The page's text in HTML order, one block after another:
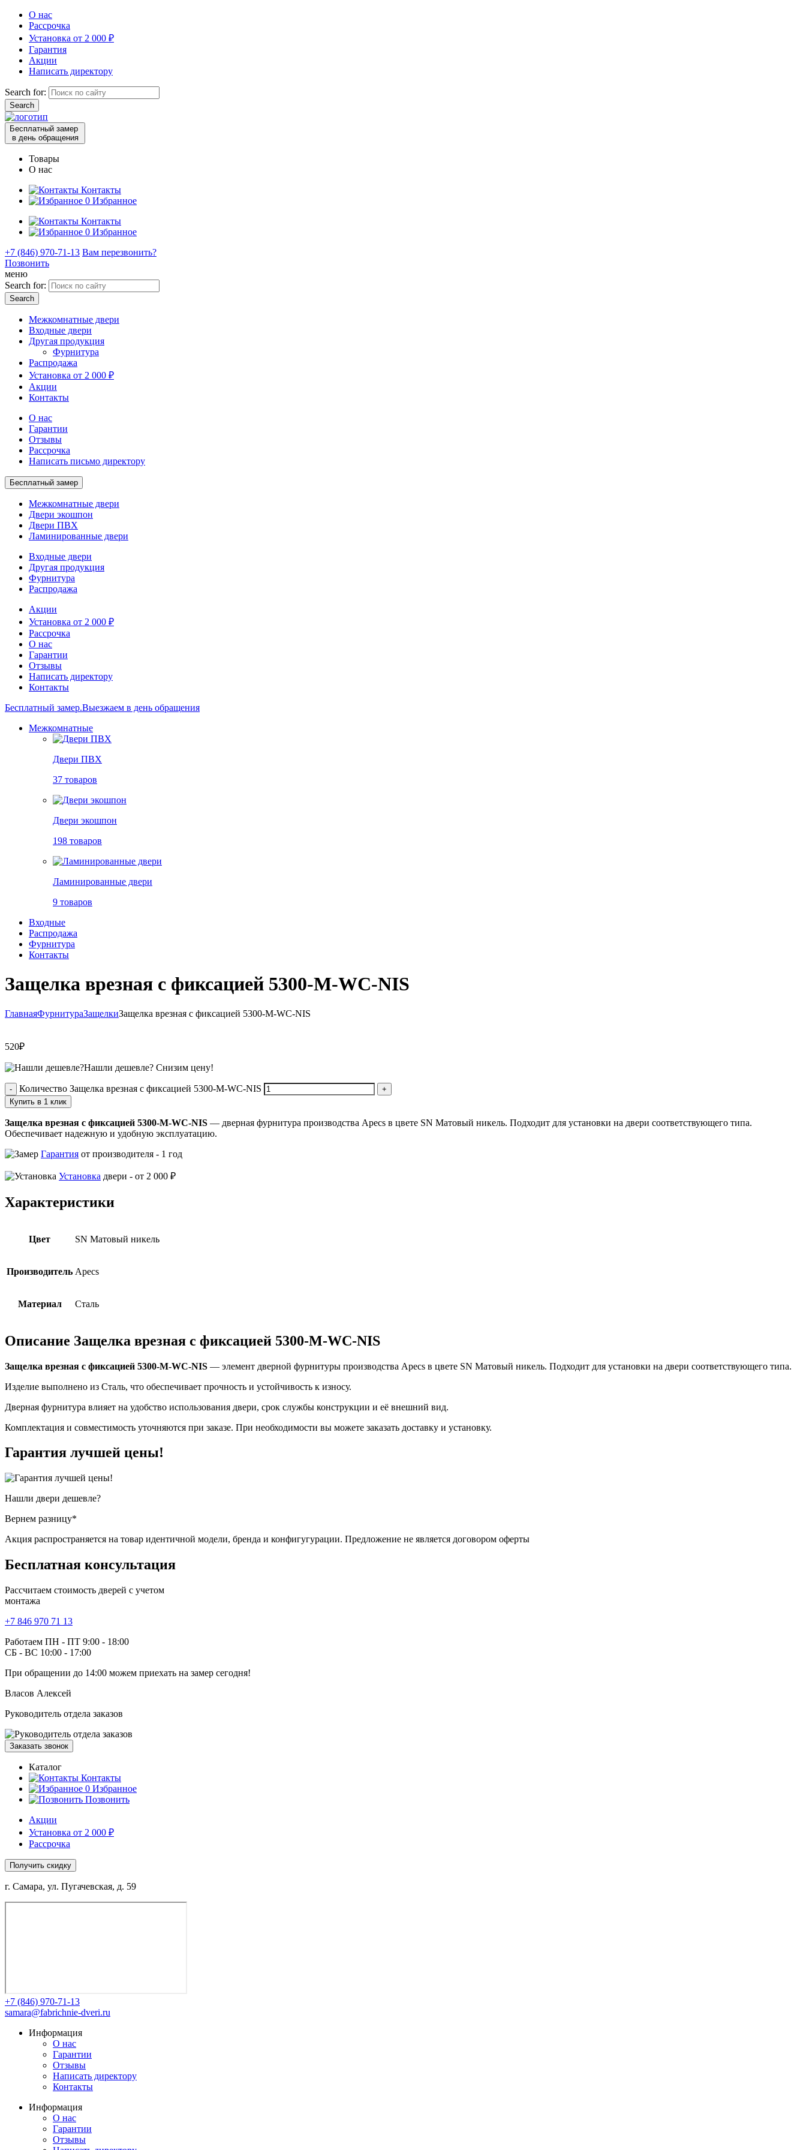
О нас
Рассрочка
Установка от 2 000 ₽
Гарантия
Акции
Написать директору
Search for:
Бесплатный замер
в день обращения
Товары
О нас
Контакты
0 Избранное
Контакты
0 Избранное
+7 (846) 970-71-13 Вам перезвонить?
Позвонить
меню
Search for:
Межкомнатные двери
Входные двери
Другая продукция
Фурнитура
Распродажа
Установка от 2 000 ₽
Акции
Контакты
О нас
Гарантии
Отзывы
Рассрочка
Написать письмо директору
Бесплатный замер
Межкомнатные двери
Двери экошпон
Двери ПВХ
Ламинированные двери
Входные двери
Другая продукция
Фурнитура
Распродажа
Акции
Установка от 2 000 ₽
Рассрочка
О нас
Гарантии
Отзывы
Написать директору
Контакты
Бесплатный замер.Выезжаем в день обращения
Межкомнатные
Двери ПВХ
37 товаров
Двери экошпон
198 товаров
Ламинированные двери
9 товаров
Входные
Распродажа
Фурнитура
Контакты
Защелка врезная с фиксацией 5300-M-WC-NIS
ГлавнаяФурнитураЗащелкиЗащелка врезная с фиксацией 5300-M-WC-NIS
520₽
Нашли дешевле? Снизим цену!
Количество Защелка врезная с фиксацией 5300-M-WC-NIS
Купить в 1 клик
Защелка врезная с фиксацией 5300-M-WC-NIS — дверная фурнитура производства Apecs в цвете SN Матовый никель. Подходит для установки на двери соответствующего типа.
Обеспечивает надежную и удобную эксплуатацию.
Гарантия от производителя - 1 год
Установка двери - от 2 000 ₽
Характеристики
Цвет SN Матовый никель
Производитель Apecs
Материал Сталь
Описание Защелка врезная с фиксацией 5300-M-WC-NIS
Защелка врезная с фиксацией 5300-M-WC-NIS — элемент дверной фурнитуры производства Apecs в цвете SN Матовый никель. Подходит для установки на двери соответствующего типа.
Изделие выполнено из Сталь, что обеспечивает прочность и устойчивость к износу.
Дверная фурнитура влияет на удобство использования двери, срок службы конструкции и её внешний вид.
Комплектация и совместимость уточняются при заказе. При необходимости вы можете заказать доставку и установку.
Гарантия лучшей цены!
Нашли двери дешевле?
Вернем разницу*
Акция распространяется на товар идентичной модели, бренда и конфигугурации. Предложение не является договором оферты
Бесплатная консультация
Рассчитаем стоимость дверей с учетом
монтажа
+7 846 970 71 13
Работаем ПН - ПТ 9:00 - 18:00
СБ - ВС 10:00 - 17:00
При обращении до 14:00 можем приехать на замер сегодня!
Власов Алексей
Руководитель отдела заказов
Заказать звонок
Каталог
Контакты
0 Избранное
Позвонить
Акции
Установка от 2 000 ₽
Рассрочка
Получить скидку
г. Самара, ул. Пугачевская, д. 59
+7 (846) 970-71-13
samara@fabrichnie-dveri.ru
Информация
О нас
Гарантии
Отзывы
Написать директору
Контакты
Информация
О нас
Гарантии
Отзывы